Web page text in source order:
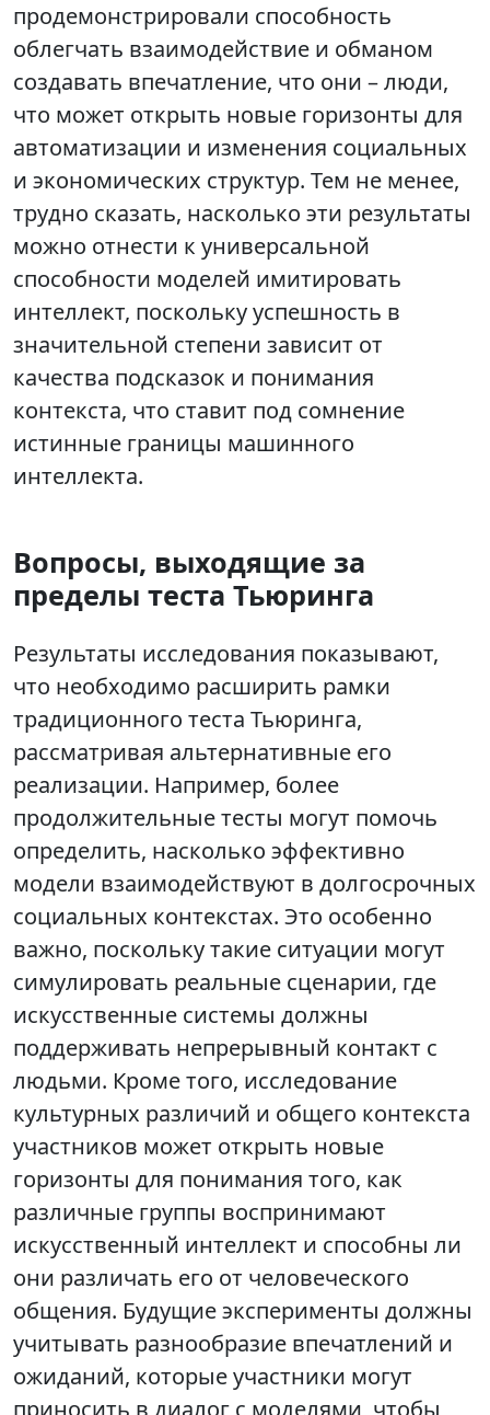
продемонстрировали способность
облегчать взаимодействие и обманом
создавать впечатление, что они – люди,
что может открыть новые горизонты для
автоматизации и изменения социальных
и экономических структур. Тем не менее,
трудно сказать, насколько эти результаты
можно отнести к универсальной
способности моделей имитировать
интеллект, поскольку успешность в
значительной степени зависит от
качества подсказок и понимания
контекста, что ставит под сомнение
истинные границы машинного
интеллекта.
Вопросы, выходящие за
пределы теста Тьюринга
Результаты исследования показывают,
что необходимо расширить рамки
традиционного теста Тьюринга,
рассматривая альтернативные его
реализации. Например, более
продолжительные тесты могут помочь
определить, насколько эффективно
модели взаимодействуют в долгосрочных
социальных контекстах. Это особенно
важно, поскольку такие ситуации могут
симулировать реальные сценарии, где
искусственные системы должны
поддерживать непрерывный контакт с
людьми. Кроме того, исследование
культурных различий и общего контекста
участников может открыть новые
горизонты для понимания того, как
различные группы воспринимают
искусственный интеллект и способны ли
они различать его от человеческого
общения. Будущие эксперименты должны
учитывать разнообразие впечатлений и
ожиданий, которые участники могут